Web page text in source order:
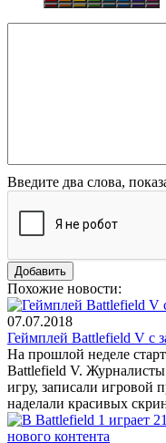
Введите два слова,
Похожие новости:
07.07.2018
Геймплей Battlefield V с
На прошлой неделе
Battlefield V. Журналисты
игру, записали игровой
наделали красивых